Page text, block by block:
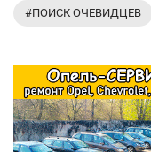
#ПОИСК ОЧЕВИДЦЕВ